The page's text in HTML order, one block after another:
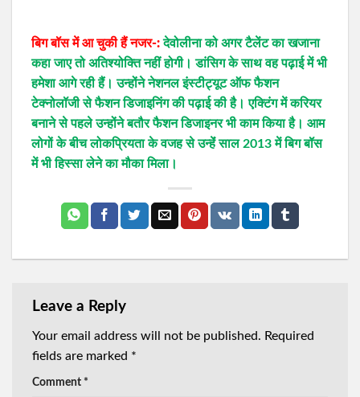
बिग बॉस में आ चुकी हैं नजर-: देवोलीना को अगर टैलेंट का खजाना
कहा जाए तो अतिश्योक्ति नहीं होगी। डांसिग के साथ वह पढ़ाई में भी
हमेशा आगे रही हैं। उन्होंने नेशनल इंस्टीट्यूट ऑफ फैशन
टेक्नोलॉजी से फैशन डिजाइनिंग की पढ़ाई की है। एक्टिंग में करियर
बनाने से पहले उन्होंने बतौर फैशन डिजाइनर भी काम किया है। आम
लोगों के बीच लोकप्रियता के वजह से उन्हेंं साल 2013 में बिग बॉस
में भी हिस्सा लेने का मौका मिला।
Leave a Reply
Your email address will not be published. Required
fields are marked *
Comment *